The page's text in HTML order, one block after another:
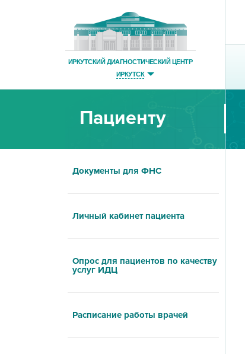
ИРКУТСКИЙ ДИАГНОСТИЧЕСКИЙ ЦЕНТР
ИРКУТСК
Пациенту
Документы для ФНС
Личный кабинет пациента
Опрос для пациентов по качеству
услуг ИДЦ
Расписание работы врачей